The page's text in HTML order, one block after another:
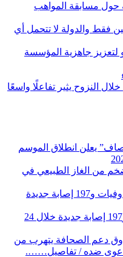
حول مسابقة المواهب
فقط والدولة لا تتحمل أي
لتعزيز جاهزية المؤسسة
النزوح يثير تفاعلًا واسعًا
يعلن انطلاق الموسم
من الغاز الطبيعي في
تسجيل 3 وفيات و197 إصابة جديدة
تسجيل 3 وفيات و197 إصابة جديدة خلال 24
دعم الصحافة يتهرب من
دعوى ضده / تفاصيل…….